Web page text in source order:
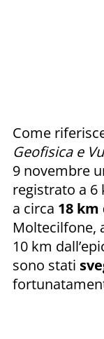
Come
Geofisica e
9 novembre
registrato a 6
a circa 18
Moltecilfone,
10 km
sono stati